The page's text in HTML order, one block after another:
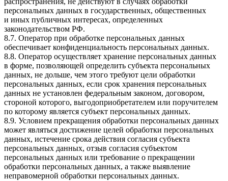
персональных данных в государственных, общественных
и иных публичных интересах, определенных
законодательством РФ.
8.7. Оператор при обработке персональных данных
обеспечивает конфиденциальность персональных данных.
8.8. Оператор осуществляет хранение персональных данных
в форме, позволяющей определить субъекта персональных
данных, не дольше, чем этого требуют цели обработки
персональных данных, если срок хранения персональных
данных не установлен федеральным законом, договором,
стороной которого, выгодоприобретателем или поручителем
по которому является субъект персональных данных.
8.9. Условием прекращения обработки персональных данных
может являться достижение целей обработки персональных
данных, истечение срока действия согласия субъекта
персональных данных, отзыв согласия субъектом
персональных данных или требование о прекращении
обработки персональных данных, а также выявление
неправомерной обработки персональных данных.